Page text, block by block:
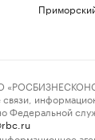
Федеральной